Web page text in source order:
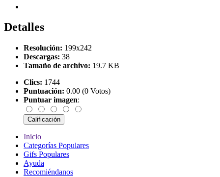
Detalles
Resolución: 199x242
Descargas: 38
Tamaño de archivo: 19.7 KB
Clics: 1744
Puntuación: 0.00 (0 Votos)
Puntuar imagen:
Inicio
Categorías Populares
Gifs Populares
Ayuda
Recomiéndanos